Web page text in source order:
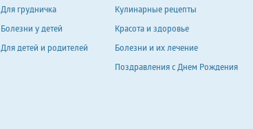
Для грудничка
Болезни у детей
Для детей и родителей
Кулинарные рецепты
Красота и здоровье
Болезни и их лечение
Поздравления с Днем Рождения